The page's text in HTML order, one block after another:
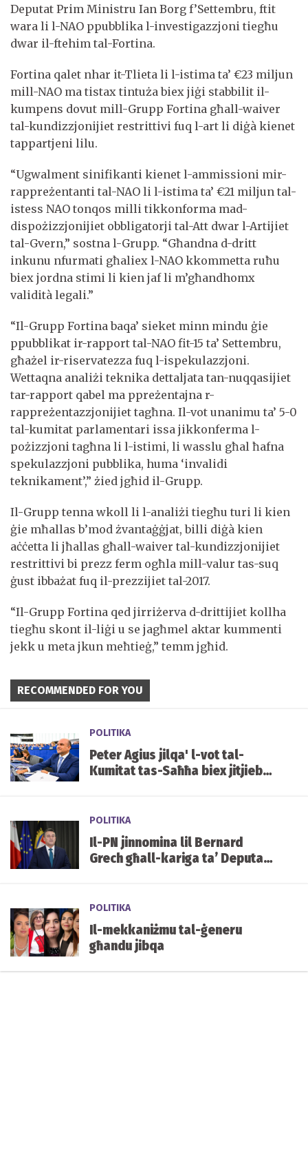
Deputat Prim Ministru Ian Borg f’Settembru, ftit
wara li l-NAO ppubblika l-investigazzjoni tiegħu
dwar il-ftehim tal-Fortina.
Fortina qalet nhar it-Tlieta li l-istima ta’ €23 miljun
mill-NAO ma tistax tintuża biex jiġi stabbilit il-
kumpens dovut mill-Grupp Fortina għall-waiver
tal-kundizzjonijiet restrittivi fuq l-art li diġà kienet
tappartjeni lilu.
“Ugwalment sinifikanti kienet l-ammissioni mir-
rappreżentanti tal-NAO li l-istima ta’ €21 miljun tal-
istess NAO tonqos milli tikkonforma mad-
dispożizzjonijiet obbligatorji tal-Att dwar l-Artijiet
tal-Gvern,” sostna l-Grupp. “Għandna d-dritt
inkunu nfurmati għaliex l-NAO kkommetta ruħu
biex jordna stimi li kien jaf li m’għandhomx
validità legali.”
“Il-Grupp Fortina baqa’ sieket minn mindu ġie
ppubblikat ir-rapport tal-NAO fit-15 ta’ Settembru,
għażel ir-riservatezza fuq l-ispekulazzjoni.
Wettaqna analiżi teknika dettaljata tan-nuqqasijiet
tar-rapport qabel ma ppreżentajna r-
rappreżentazzjonijiet tagħna. Il-vot unanimu ta’ 5-0
tal-kumitat parlamentari issa jikkonferma l-
pożizzjoni tagħna li l-istimi, li wasslu għal ħafna
spekulazzjoni pubblika, huma ‘invalidi
teknikament’,” żied jgħid il-Grupp.
Il-Grupp tenna wkoll li l-analiżi tiegħu turi li kien
ġie mħallas b’mod żvantaġġjat, billi diġà kien
aċċetta li jħallas għall-waiver tal-kundizzjonijiet
restrittivi bi prezz ferm ogħla mill-valur tas-suq
ġust ibbażat fuq il-prezzijiet tal-2017.
“Il-Grupp Fortina qed jirriżerva d-drittijiet kollha
tiegħu skont il-liġi u se jagħmel aktar kummenti
jekk u meta jkun meħtieġ,” temm jgħid.
RECOMMENDED FOR YOU
POLITIKA
Peter Agius jilqa' l-vot tal-
Kumitat tas-Saħħa biex jitjiebu
POLITIKA
Il-PN jinnomina lil Bernard
Grech għall-kariga ta’ Deputat
POLITIKA
Il-mekkaniżmu tal-ġeneru
għandu jibqa